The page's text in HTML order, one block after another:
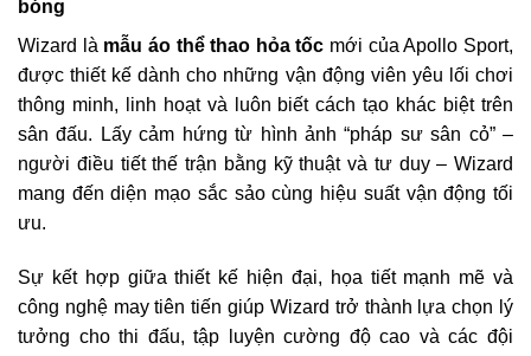
bóng
Wizard là mẫu áo thể thao hỏa tốc mới của Apollo Sport,
được thiết kế dành cho những vận động viên yêu lối chơi
thông minh, linh hoạt và luôn biết cách tạo khác biệt trên
sân đấu. Lấy cảm hứng từ hình ảnh “pháp sư sân cỏ” –
người điều tiết thế trận bằng kỹ thuật và tư duy – Wizard
mang đến diện mạo sắc sảo cùng hiệu suất vận động tối
ưu.
Sự kết hợp giữa thiết kế hiện đại, họa tiết mạnh mẽ và
công nghệ may tiên tiến giúp Wizard trở thành lựa chọn lý
tưởng cho thi đấu, tập luyện cường độ cao và các đội